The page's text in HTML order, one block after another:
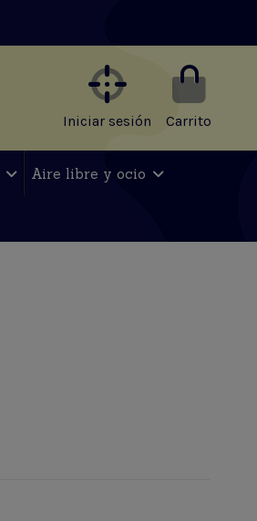
Iniciar sesión Carrito
Aire libre y ocio